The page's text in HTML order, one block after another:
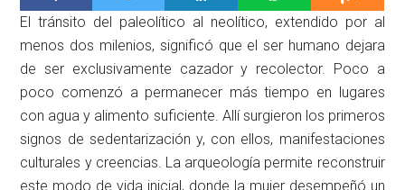
El tránsito del paleolítico al neolítico, extendido por al
menos dos milenios, significó que el ser humano dejara
de ser exclusivamente cazador y recolector. Poco a
poco comenzó a permanecer más tiempo en lugares
con agua y alimento suficiente. Allí surgieron los primeros
signos de sedentarización y, con ellos, manifestaciones
culturales y creencias. La arqueología permite reconstruir
este modo de vida inicial, donde la mujer desempeñó un